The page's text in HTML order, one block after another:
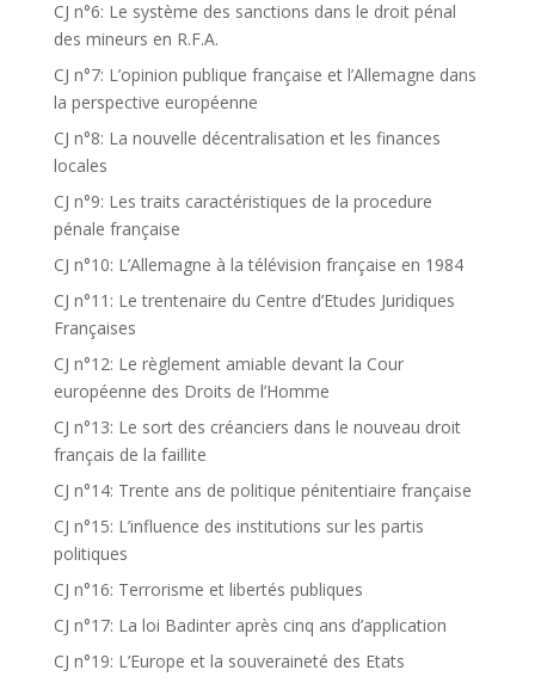
CJ n°6: Le système des sanctions dans le droit pénal
des mineurs en R.F.A.
CJ n°7: L’opinion publique française et l’Allemagne dans
la perspective européenne
CJ n°8: La nouvelle décentralisation et les finances
locales
CJ n°9: Les traits caractéristiques de la procedure
pénale française
CJ n°10: L’Allemagne à la télévision française en 1984
CJ n°11: Le trentenaire du Centre d’Etudes Juridiques
Françaises
CJ n°12: Le règlement amiable devant la Cour
européenne des Droits de l’Homme
CJ n°13: Le sort des créanciers dans le nouveau droit
français de la faillite
CJ n°14: Trente ans de politique pénitentiaire française
CJ n°15: L’influence des institutions sur les partis
politiques
CJ n°16: Terrorisme et libertés publiques
CJ n°17: La loi Badinter après cinq ans d’application
CJ n°19: L’Europe et la souveraineté des Etats